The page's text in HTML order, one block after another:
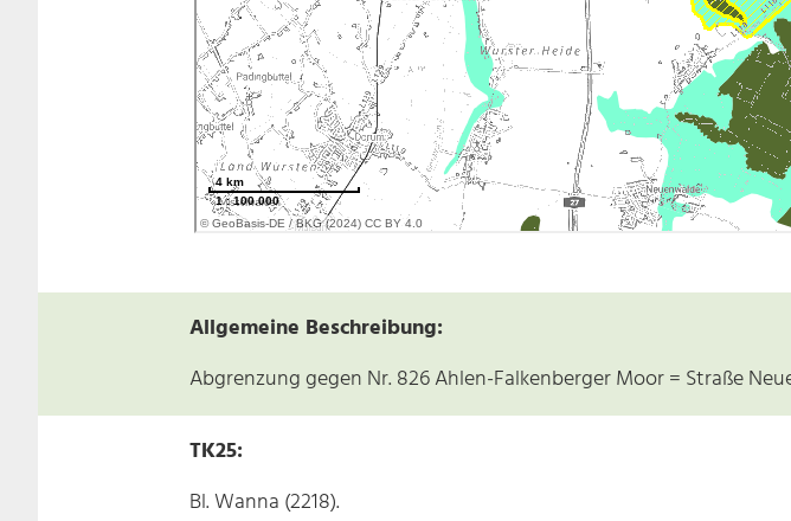
Allgemeine Beschreibung:
Abgrenzung gegen Nr. 826 Ahlen-Falkenberger Moor = Straße
TK25:
Bl. Wanna (2218).